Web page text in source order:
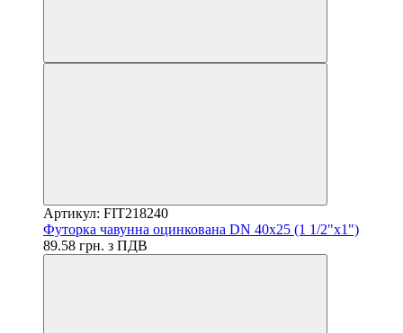
Артикул: FIT218240
Футорка чавунна оцинкована DN 40x25 (1 1/2"x1")
89.58 грн. з ПДВ